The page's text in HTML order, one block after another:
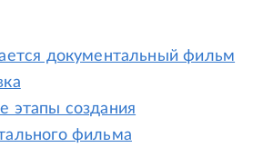
документальный фильм
этапы создания
фильма